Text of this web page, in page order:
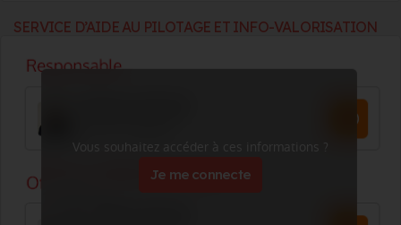
SERVICE D’AIDE AU PILOTAGE ET INFO-VALORISATION
Vous souhaitez accéder à ces informations ?
Je me connecte